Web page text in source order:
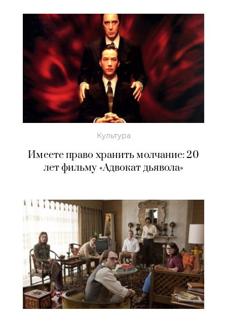
Культура
Имеете право хранить молчание: 20
лет фильму «Адвокат дьявола»